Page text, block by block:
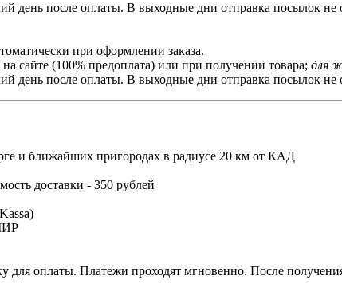
день после оплаты. В выходные дни отправка посылок не
при оформлении заказа.
сайте (100% предоплата) или при получении товара; для
день после оплаты. В выходные дни отправка посылок не
и ближайших пригородах в радиусе 20 км от КАД
доставки - 350 рублей
оплаты. Платежи проходят мгновенно. После